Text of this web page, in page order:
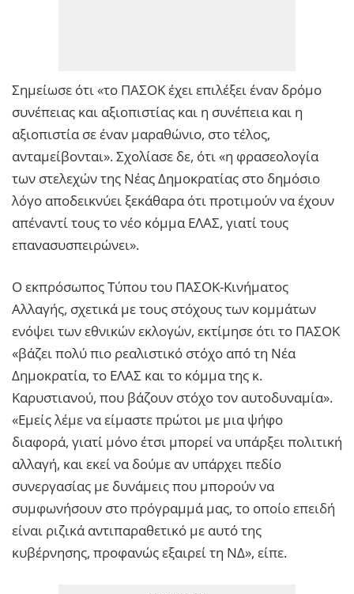
Σημείωσε ότι «το ΠΑΣΟΚ έχει επιλέξει έναν δρόμο
συνέπειας και αξιοπιστίας και η συνέπεια και η
αξιοπιστία σε έναν μαραθώνιο, στο τέλος,
ανταμείβονται». Σχολίασε δε, ότι «η φρασεολογία
των στελεχών της Νέας Δημοκρατίας στο δημόσιο
λόγο αποδεικνύει ξεκάθαρα ότι προτιμούν να έχουν
απέναντί τους το νέο κόμμα ΕΛΑΣ, γιατί τους
επανασυσπειρώνει».
Ο εκπρόσωπος Τύπου του ΠΑΣΟΚ-Κινήματος
Αλλαγής, σχετικά με τους στόχους των κομμάτων
ενόψει των εθνικών εκλογών, εκτίμησε ότι το ΠΑΣΟΚ
«βάζει πολύ πιο ρεαλιστικό στόχο από τη Νέα
Δημοκρατία, το ΕΛΑΣ και το κόμμα της κ.
Καρυστιανού, που βάζουν στόχο τον αυτοδυναμία».
«Εμείς λέμε να είμαστε πρώτοι με μια ψήφο
διαφορά, γιατί μόνο έτσι μπορεί να υπάρξει πολιτική
αλλαγή, και εκεί να δούμε αν υπάρχει πεδίο
συνεργασίας με δυνάμεις που μπορούν να
συμφωνήσουν στο πρόγραμμά μας, το οποίο επειδή
είναι ριζικά αντιπαραθετικό με αυτό της
κυβέρνησης, προφανώς εξαιρεί τη ΝΔ», είπε.